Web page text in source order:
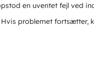
en uventet fejl ved
Hvis problemet fortsætter,